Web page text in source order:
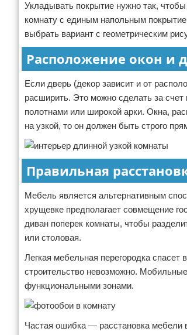
Укладывать покрытие нужно так,
комнату с единым напольным
выбрать вариант с геометрическим
Расположение окон и
Если дверь (декор зависит и от
расширить. Это можно сделать за
полотнами или широкой арки. Окна,
на узкой, то он должен быть строго
Правильная
Мебель является альтернативным
хрущевке предполагает совмещение
диван поперек комнаты, чтобы
или столовая.
Легкая мебельная перегородка спасет
строительство невозможно.
функциональными зонами.
Частая ошибка — расстановка мебели